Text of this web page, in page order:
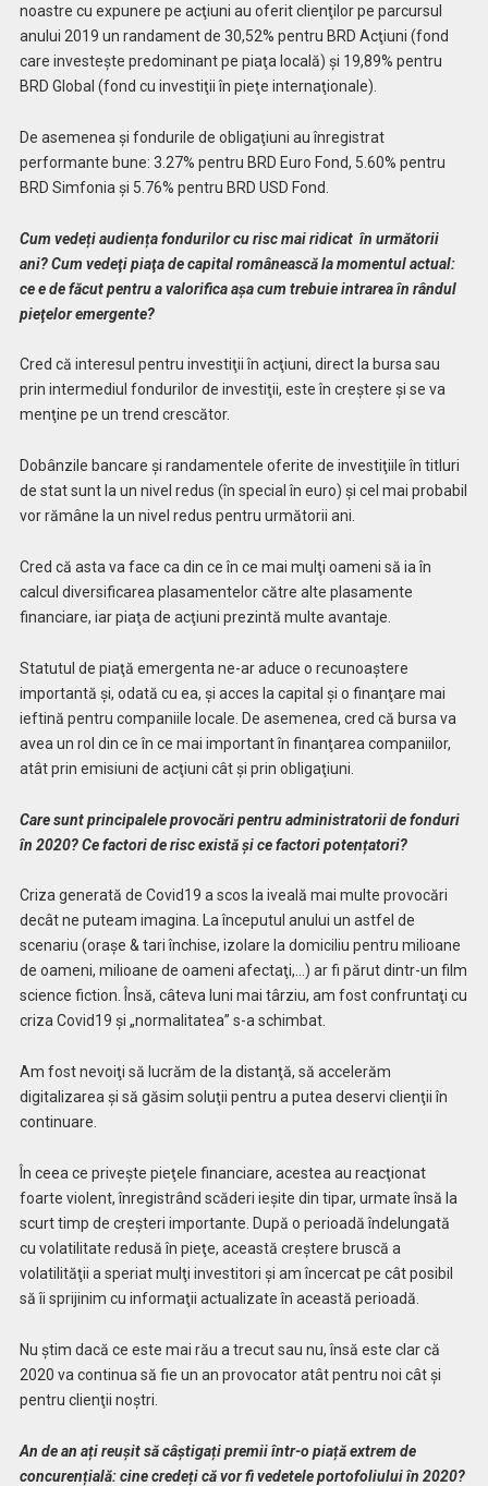
noastre cu expunere pe acţiuni au oferit clienţilor pe parcursul
anului 2019 un randament de 30,52% pentru BRD Acţiuni (fond
care investeşte predominant pe piaţa locală) şi 19,89% pentru
BRD Global (fond cu investiţii în pieţe internaţionale).
De asemenea şi fondurile de obligaţiuni au înregistrat
performante bune: 3.27% pentru BRD Euro Fond, 5.60% pentru
BRD Simfonia şi 5.76% pentru BRD USD Fond.
Cum vedeți audiența fondurilor cu risc mai ridicat în următorii
ani? Cum vedeţi piaţa de capital românească la momentul actual:
ce e de făcut pentru a valorifica așa cum trebuie intrarea în rândul
pieţelor emergente?
Cred că interesul pentru investiţii în acţiuni, direct la bursa sau
prin intermediul fondurilor de investiţii, este în creştere şi se va
menţine pe un trend crescător.
Dobânzile bancare şi randamentele oferite de investiţiile în titluri
de stat sunt la un nivel redus (în special în euro) şi cel mai probabil
vor rămâne la un nivel redus pentru următorii ani.
Cred că asta va face ca din ce în ce mai mulţi oameni să ia în
calcul diversificarea plasamentelor către alte plasamente
financiare, iar piaţa de acţiuni prezintă multe avantaje.
Statutul de piaţă emergenta ne-ar aduce o recunoaştere
importantă şi, odată cu ea, şi acces la capital şi o finanţare mai
ieftină pentru companiile locale. De asemenea, cred că bursa va
avea un rol din ce în ce mai important în finanţarea companiilor,
atât prin emisiuni de acţiuni cât şi prin obligaţiuni.
Care sunt principalele provocări pentru administratorii de fonduri
în 2020? Ce factori de risc există și ce factori potențatori?
Criza generată de Covid19 a scos la iveală mai multe provocări
decât ne puteam imagina. La începutul anului un astfel de
scenariu (oraşe & tari închise, izolare la domiciliu pentru milioane
de oameni, milioane de oameni afectaţi,…) ar fi părut dintr-un film
science fiction. Însă, câteva luni mai târziu, am fost confruntaţi cu
criza Covid19 şi „normalitatea” s-a schimbat.
Am fost nevoiţi să lucrăm de la distanţă, să accelerăm
digitalizarea şi să găsim soluţii pentru a putea deservi clienţii în
continuare.
În ceea ce priveşte pieţele financiare, acestea au reacţionat
foarte violent, înregistrând scăderi ieşite din tipar, urmate însă la
scurt timp de creşteri importante. După o perioadă îndelungată
cu volatilitate redusă în pieţe, această creştere bruscă a
volatilităţii a speriat mulţi investitori şi am încercat pe cât posibil
să îi sprijinim cu informaţii actualizate în această perioadă.
Nu ştim dacă ce este mai rău a trecut sau nu, însă este clar că
2020 va continua să fie un an provocator atât pentru noi cât şi
pentru clienţii noştri.
An de an ați reușit să câștigați premii într-o piață extrem de
concurențială: cine credeți că vor fi vedetele portofoliului în 2020?